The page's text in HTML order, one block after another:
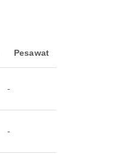
Pesawat
-
-